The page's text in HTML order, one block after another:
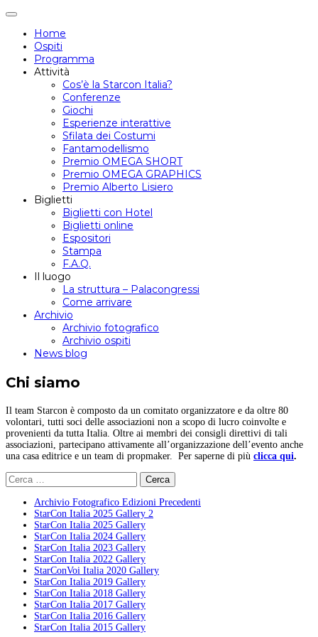
Attiva/disattiva
navigazione
Home
Ospiti
Programma
Attività
Cos’è la Starcon Italia?
Conferenze
Giochi
Esperienze interattive
Sfilata dei Costumi
Fantamodellismo
Premio OMEGA SHORT
Premio OMEGA GRAPHICS
Premio Alberto Lisiero
Biglietti
Biglietti con Hotel
Biglietti online
Espositori
Stampa
F.A.Q.
Il luogo
La struttura – Palacongressi
Come arrivare
Archivio
Archivio fotografico
Archivio ospiti
News blog
Chi siamo
Il team Starcon è composto da un comitato organizzatore e da oltre 80
volontari, tutti soci delle associazioni non a scopo di lucro coinvolte e
provenienti da tutta Italia. Oltre ai membri dei consigli direttivi di tali
associazioni, partecipano attivamente all’organizzazione dell’evento anche
una casa editrice e un team di propmaker. Per saperne di più clicca qui.
Ricerca
per:
Archivio Fotografico Edizioni Precedenti
StarCon Italia 2025 Gallery 2
StarCon Italia 2025 Gallery
StarCon Italia 2024 Gallery
StarCon Italia 2023 Gallery
StarCon Italia 2022 Gallery
StarConVoi Italia 2020 Gallery
StarCon Italia 2019 Gallery
StarCon Italia 2018 Gallery
StarCon Italia 2017 Gallery
StarCon Italia 2016 Gallery
StarCon Italia 2015 Gallery